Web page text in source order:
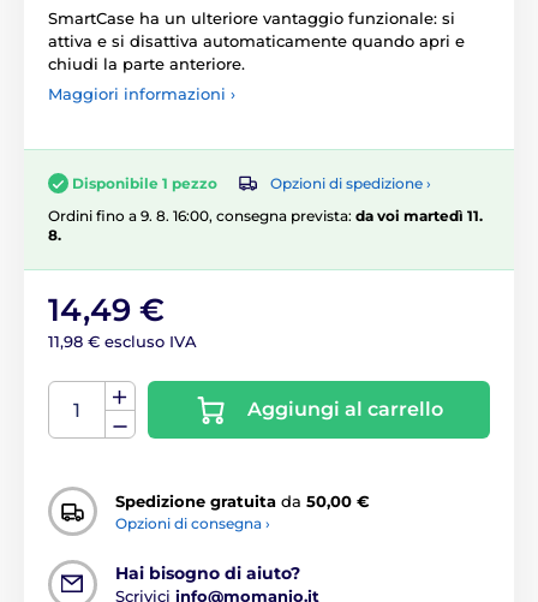
SmartCase ha un ulteriore vantaggio funzionale: si
attiva e si disattiva automaticamente quando apri e
chiudi la parte anteriore.
Maggiori informazioni ›
Disponibile 1 pezzo
Opzioni di spedizione ›
Ordini fino a 9. 8. 16:00, consegna prevista: da voi martedì 11.
8.
14,49 €
11,98 € escluso IVA
Aggiungi al carrello
Spedizione gratuita da 50,00 €
Opzioni di consegna ›
Hai bisogno di aiuto?
Scrivici info@momanio.it